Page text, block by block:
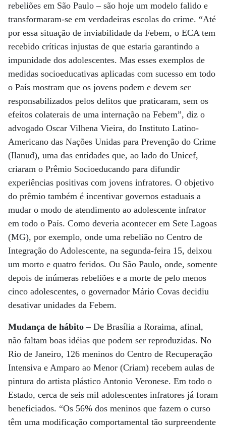
rebeliões em São Paulo – são hoje um modelo falido e
transformaram-se em verdadeiras escolas do crime. “Até
por essa situação de inviabilidade da Febem, o ECA tem
recebido críticas injustas de que estaria garantindo a
impunidade dos adolescentes. Mas esses exemplos de
medidas socioeducativas aplicadas com sucesso em todo
o País mostram que os jovens podem e devem ser
responsabilizados pelos delitos que praticaram, sem os
efeitos colaterais de uma internação na Febem”, diz o
advogado Oscar Vilhena Vieira, do Instituto Latino-
Americano das Nações Unidas para Prevenção do Crime
(Ilanud), uma das entidades que, ao lado do Unicef,
criaram o Prêmio Socioeducando para difundir
experiências positivas com jovens infratores. O objetivo
do prêmio também é incentivar governos estaduais a
mudar o modo de atendimento ao adolescente infrator
em todo o País. Como deveria acontecer em Sete Lagoas
(MG), por exemplo, onde uma rebelião no Centro de
Integração do Adolescente, na segunda-feira 15, deixou
um morto e quatro feridos. Ou São Paulo, onde, somente
depois de inúmeras rebeliões e a morte de pelo menos
cinco adolescentes, o governador Mário Covas decidiu
desativar unidades da Febem.
Mudança de hábito– De Brasília a Roraima, afinal,
não faltam boas idéias que podem ser reproduzidas. No
Rio de Janeiro, 126 meninos do Centro de Recuperação
Intensiva e Amparo ao Menor (Criam) recebem aulas de
pintura do artista plástico Antonio Veronese. Em todo o
Estado, cerca de seis mil adolescentes infratores já foram
beneficiados. “Os 56% dos meninos que fazem o curso
têm uma modificação comportamental tão surpreendente